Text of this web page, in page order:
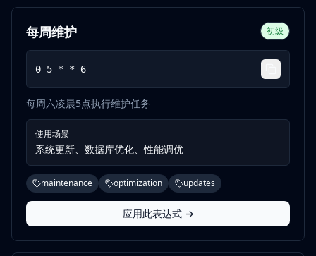
每周维护 初级
0 5 * * 6
每周六凌晨5点执行维护任务
使用场景
系统更新、数据库优化、性能调优
maintenance optimization updates
应用此表达式 →